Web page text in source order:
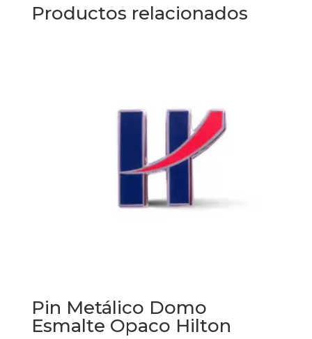
Productos relacionados
Pin Metálico Domo
Esmalte Opaco Hilton